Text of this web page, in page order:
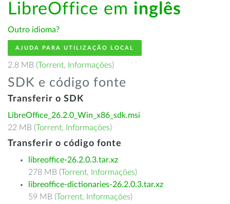
LibreOffice em inglês
Outro idioma?
AJUDA PARA UTILIZAÇÃO LOCAL
2.8 MB (Torrent, Informações)
SDK e código fonte
Transferir o SDK
LibreOffice_26.2.0_Win_x86_sdk.msi
22 MB (Torrent, Informações)
Transferir o código fonte
libreoffice-26.2.0.3.tar.xz
278 MB (Torrent, Informações)
libreoffice-dictionaries-26.2.0.3.tar.xz
59 MB (Torrent, Informações)